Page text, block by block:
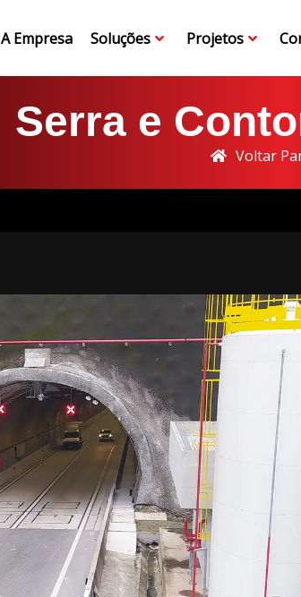
A Empresa Soluções Projetos
A Empresa Soluções Projetos
Serra e
Voltar